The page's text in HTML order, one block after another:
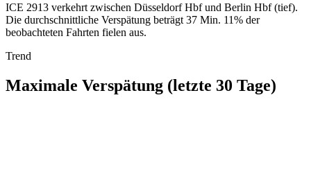
ICE 2913 verkehrt zwischen Düsseldorf Hbf und Berlin Hbf (tief).
Die durchschnittliche Verspätung beträgt 37 Min. 11% der
beobachteten Fahrten fielen aus.
Trend
Maximale Verspätung (letzte 30 Tage)